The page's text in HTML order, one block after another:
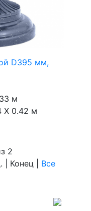
D395 мм,
м
X 0.42 м
2
| Конец Все